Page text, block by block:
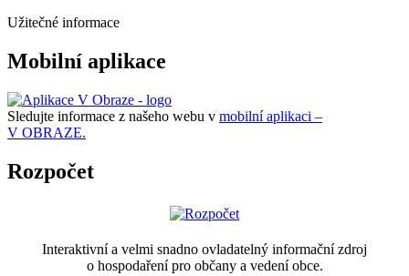
Užitečné informace
Mobilní aplikace
Sledujte informace z našeho webu v mobilní aplikaci –
V OBRAZE.
Rozpočet
Interaktivní a velmi snadno ovladatelný informační zdroj
o hospodaření pro občany a vedení obce.